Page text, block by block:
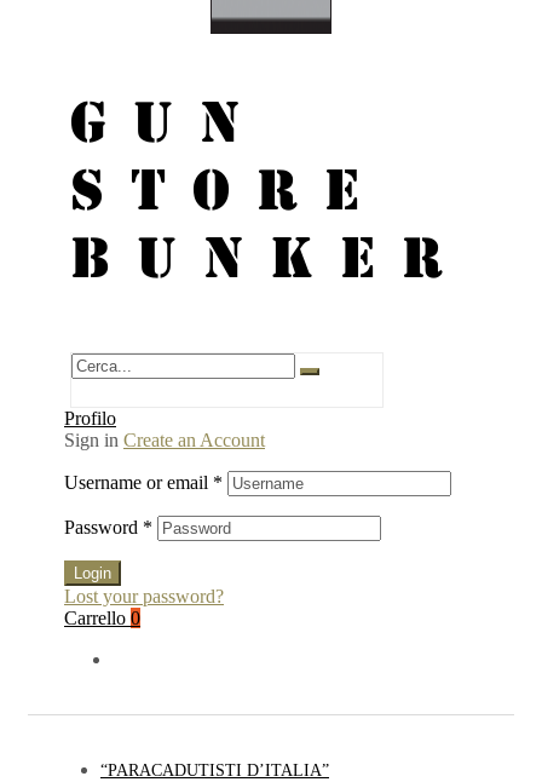
GUN
STORE
BUNKER
Profilo
Sign in Create an Account
Username or email *
Password *
Login
Lost your password?
Carrello 0
“PARACADUTISTI D’ITALIA”